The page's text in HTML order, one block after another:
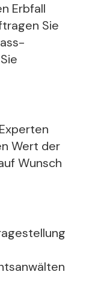
Erbfall
Sie
Wert der
Wunsch